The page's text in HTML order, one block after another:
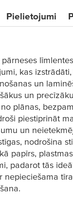
Pielietojumi
kas
un
un
plānas,
piestiprināt
un
nodrošina
papīrs,
padarot tās
nepieciešama